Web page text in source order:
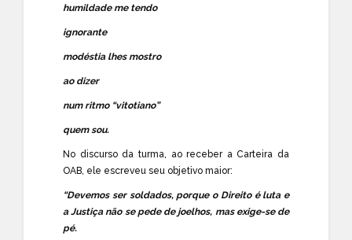
humildade me tendo
ignorante
modéstia lhes mostro
ao dizer
num ritmo “vitotiano”
quem sou.
No discurso da turma, ao receber a Carteira da
OAB, ele escreveu seu objetivo maior:
“Devemos ser soldados, porque o Direito é luta e
a Justiça não se pede de joelhos, mas exige-se de
pé.